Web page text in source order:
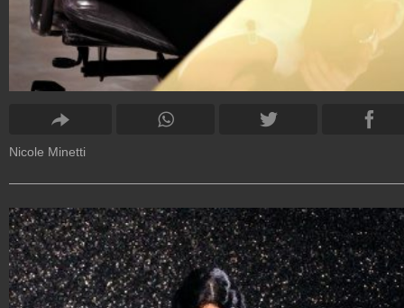
Nicole Minetti